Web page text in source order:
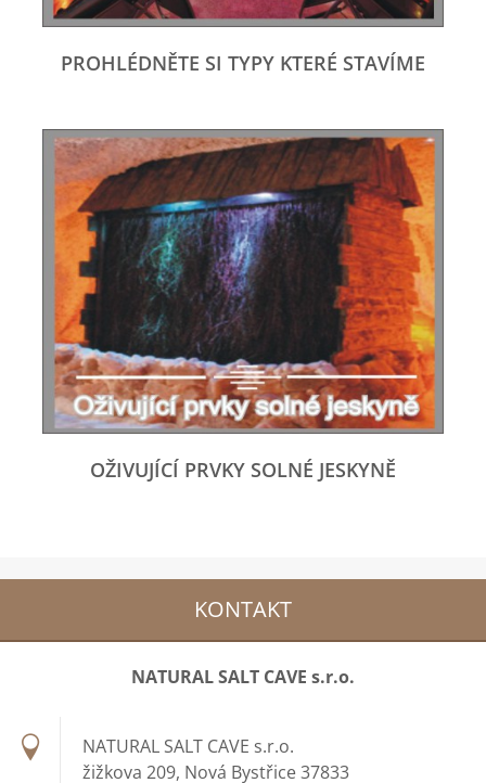
PROHLÉDNĚTE SI TYPY KTERÉ STAVÍME
OŽIVUJÍCÍ PRVKY SOLNÉ JESKYNĚ
KONTAKT
NATURAL SALT CAVE s.r.o.
NATURAL SALT CAVE s.r.o.
žižkova 209, Nová Bystřice 37833